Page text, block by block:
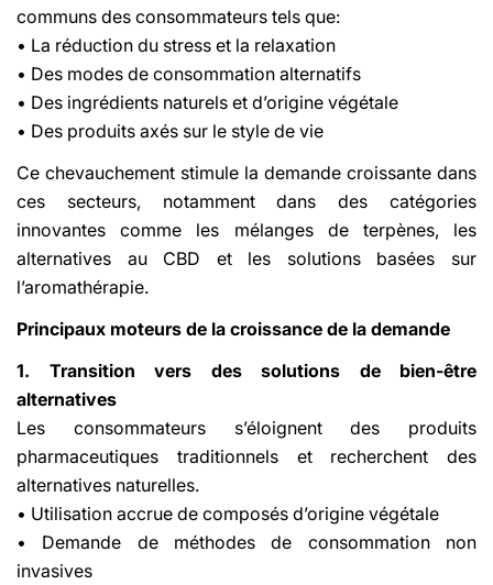
communs des consommateurs tels que:
• La réduction du stress et la relaxation
• Des modes de consommation alternatifs
• Des ingrédients naturels et d’origine végétale
• Des produits axés sur le style de vie
Ce chevauchement stimule la demande croissante dans
ces secteurs, notamment dans des catégories
innovantes comme les mélanges de terpènes, les
alternatives au CBD et les solutions basées sur
l’aromathérapie.
Principaux moteurs de la croissance de la demande
1. Transition vers des solutions de bien-être
alternatives
Les consommateurs s’éloignent des produits
pharmaceutiques traditionnels et recherchent des
alternatives naturelles.
• Utilisation accrue de composés d’origine végétale
• Demande de méthodes de consommation non
invasives